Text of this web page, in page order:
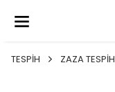
TESPİH ZAZA TESPİH